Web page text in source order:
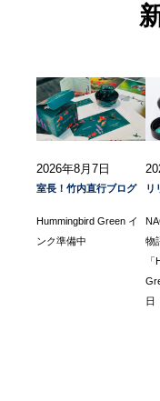
2026年8月7日
室長！竹内直行ブログ
Hummingbird Green イ
ンク準備中
リ
物
日